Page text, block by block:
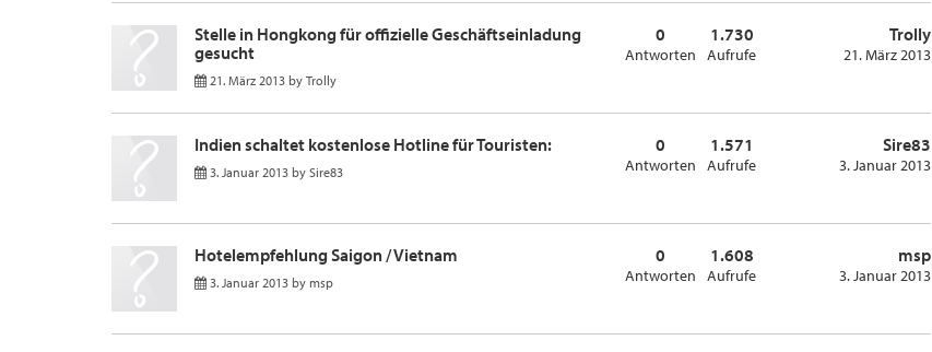
Stelle in Hongkong für offizielle Geschäftseinladung
gesucht
21. März 2013 by Trolly
0
Antworten
1.730
Aufrufe
Trolly
21. März 2013
Indien schaltet kostenlose Hotline für Touristen:
3. Januar 2013 by Sire83
0
Antworten
1.571
Aufrufe
Sire83
3. Januar 2013
Hotelempfehlung Saigon / Vietnam
3. Januar 2013 by msp
0
Antworten
1.608
Aufrufe
msp
3. Januar 2013